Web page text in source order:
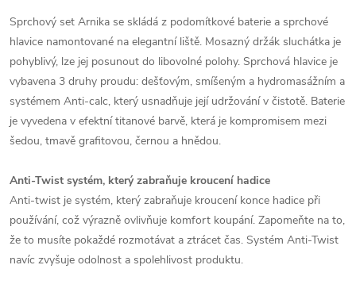
Sprchový set Arnika se skládá z podomítkové baterie a sprchové
hlavice namontované na elegantní liště. Mosazný držák sluchátka je
pohyblivý, lze jej posunout do libovolné polohy. Sprchová hlavice je
vybavena 3 druhy proudu: dešťovým, smíšeným a hydromasážním a
systémem Anti-calc, který usnadňuje její udržování v čistotě. Baterie
je vyvedena v efektní titanové barvě, která je kompromisem mezi
šedou, tmavě grafitovou, černou a hnědou.
Anti-Twist systém, který zabraňuje kroucení hadice
Anti-twist je systém, který zabraňuje kroucení konce hadice při
používání, což výrazně ovlivňuje komfort koupání. Zapomeňte na to,
že to musíte pokaždé rozmotávat a ztrácet čas. Systém Anti-Twist
navíc zvyšuje odolnost a spolehlivost produktu.